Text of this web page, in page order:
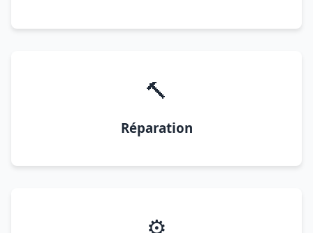
🔨
Réparation